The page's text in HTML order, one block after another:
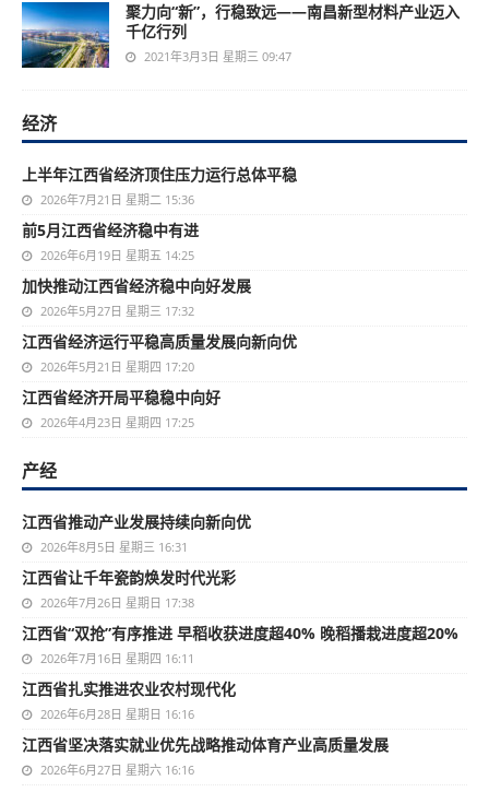
聚力向“新”，行稳致远——南昌新型材料产业迈入
千亿行列
2021年3月3日 星期三 09:47
经济
上半年江西省经济顶住压力运行总体平稳
2026年7月21日 星期二 15:36
前5月江西省经济稳中有进
2026年6月19日 星期五 14:25
加快推动江西省经济稳中向好发展
2026年5月27日 星期三 17:32
江西省经济运行平稳高质量发展向新向优
2026年5月21日 星期四 17:20
江西省经济开局平稳稳中向好
2026年4月23日 星期四 17:25
产经
江西省推动产业发展持续向新向优
2026年8月5日 星期三 16:31
江西省让千年瓷韵焕发时代光彩
2026年7月26日 星期日 17:38
江西省“双抢”有序推进 早稻收获进度超40% 晚稻播栽进度超20%
2026年7月16日 星期四 16:11
江西省扎实推进农业农村现代化
2026年6月28日 星期日 16:16
江西省坚决落实就业优先战略推动体育产业高质量发展
2026年6月27日 星期六 16:16